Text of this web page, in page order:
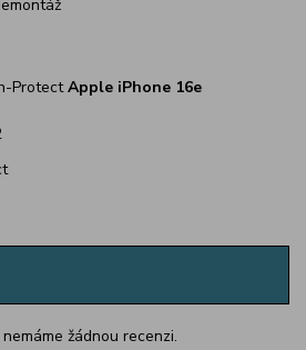
ProtectApple iPhone 16e
žádnou recenzi.